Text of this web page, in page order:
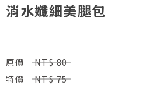
消水孅細美腿包
原價
NT$ 80
特價
NT$ 75